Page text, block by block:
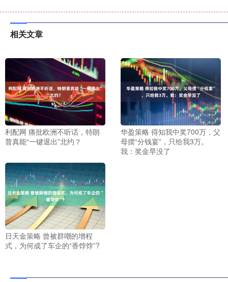
相关文章
利配网 痛批欧洲不听话，特朗
普真能“一键退出”北约？
华盈策略 得知我中奖700万，父
母摆“分钱宴”，只给我3万。
我：奖金早没了
日天金策略 曾被群嘲的增程
式，为何成了车企的“香饽饽”?